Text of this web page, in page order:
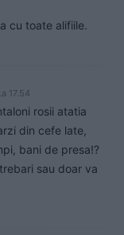
cu toate alifiile.
17.54
rosii atatia
din cefe late,
bani de presa!?
sau doar va